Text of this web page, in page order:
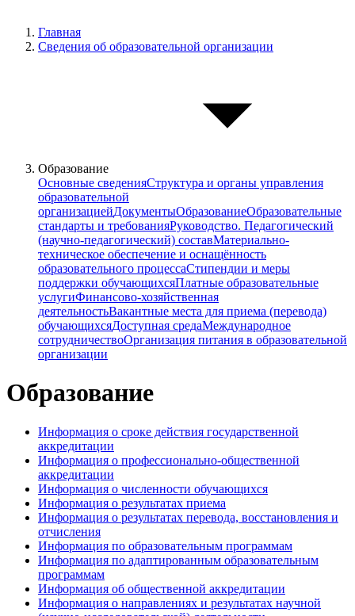
Главная
Сведения об образовательной организации
Образование
Основные сведенияСтруктура и органы управления
образовательной
организациейДокументыОбразованиеОбразовательные
стандарты и требованияРуководство. Педагогический
(научно-педагогический) составМатериально-
техническое обеспечение и оснащённость
образовательного процессаСтипендии и меры
поддержки обучающихсяПлатные образовательные
услугиФинансово-хозяйственная
деятельностьВакантные места для приема (перевода)
обучающихсяДоступная средаМеждународное
сотрудничествоОрганизация питания в образовательной
организации
Образование
Информация о сроке действия государственной
аккредитации
Информация о профессионально-общественной
аккредитации
Информация о численности обучающихся
Информация о результатах приема
Информация о результатах перевода, восстановления и
отчисления
Информация по образовательным программам
Информация по адаптированным образовательным
программам
Информация об общественной аккредитации
Информация о направлениях и результатах научной